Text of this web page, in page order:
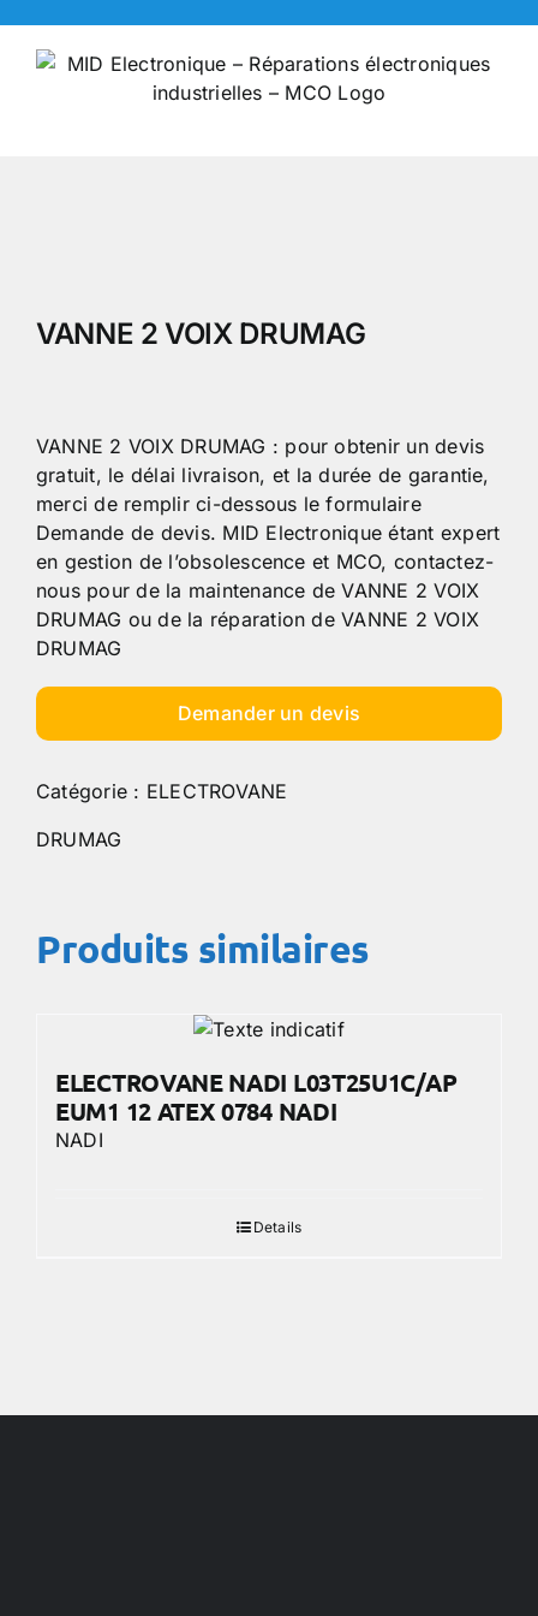
content
VANNE 2 VOIX DRUMAG
VANNE 2 VOIX DRUMAG : pour obtenir un devis
gratuit, le délai livraison, et la durée de garantie,
merci de remplir ci-dessous le formulaire
Demande de devis. MID Electronique étant expert
en gestion de l’obsolescence et MCO, contactez-
nous pour de la maintenance de VANNE 2 VOIX
DRUMAG ou de la réparation de VANNE 2 VOIX
DRUMAG
Demander un devis
Catégorie : ELECTROVANE
DRUMAG
Produits similaires
ELECTROVANE NADI L03T25U1C/AP
EUM1 12 ATEX 0784 NADI
NADI
Details